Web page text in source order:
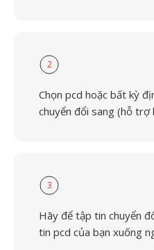
2
Chọn pcd hoặc bất kỳ
chuyển đổi sang (hỗ trợ
3
Hãy để tập tin chuyển
tin pcd của bạn xuống